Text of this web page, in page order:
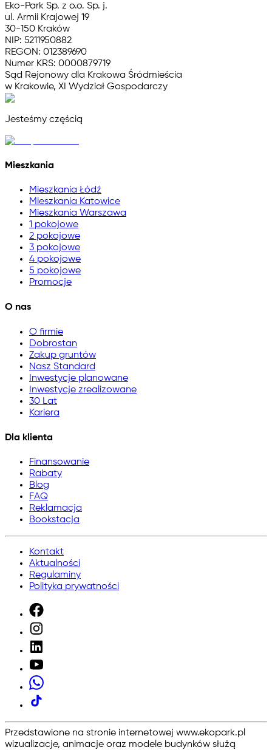
Eko-Park Sp. z o.o. Sp. j.
ul. Armii Krajowej 19
30-150 Kraków
NIP: 5211950882
REGON: 012389690
Numer KRS: 0000879719
Sąd Rejonowy dla Krakowa Śródmieścia
w Krakowie, XI Wydział Gospodarczy
Jesteśmy częścią
Mieszkania
Mieszkania Łódź
Mieszkania Katowice
Mieszkania Warszawa
1 pokojowe
2 pokojowe
3 pokojowe
4 pokojowe
5 pokojowe
Promocje
O nas
O firmie
Dobrostan
Zakup gruntów
Nasz Standard
Inwestycje planowane
Inwestycje zrealizowane
30 Lat
Kariera
Dla klienta
Finansowanie
Rabaty
Blog
FAQ
Reklamacja
Bookstacja
Kontakt
Aktualności
Regulaminy
Polityka prywatności
Przedstawione na stronie internetowej www.ekopark.pl
wizualizacje, animacje oraz modele budynków służą